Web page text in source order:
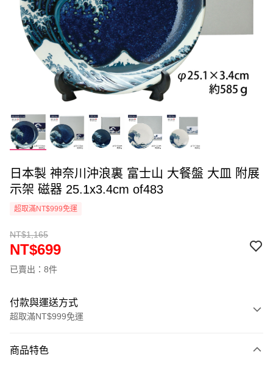
日本製 神奈川沖浪裏 富士山 大餐盤 大皿 附展
示架 磁器 25.1x3.4cm of483
超取滿NT$999免運
NT$1,165
NT$699
已賣出：8件
付款與運送方式
超取滿NT$999免運
信用卡一次付款
商品特色